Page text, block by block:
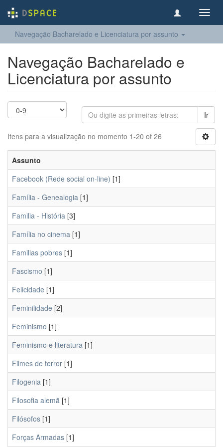
Navegação Bacharelado e Licenciatura por assunto
Navegação Bacharelado e
Licenciatura por assunto
Ir
Itens para a visualização no momento 1-20 of 26
Assunto
Facebook (Rede social on-line) [1]
Família - Genealogia [1]
Familia - História [3]
Família no cinema [1]
Familias pobres [1]
Fascismo [1]
Felicidade [1]
Feminilidade [2]
Feminismo [1]
Feminismo e literatura [1]
Filmes de terror [1]
Filogenia [1]
Filosofia alemã [1]
Filósofos [1]
Forças Armadas [1]